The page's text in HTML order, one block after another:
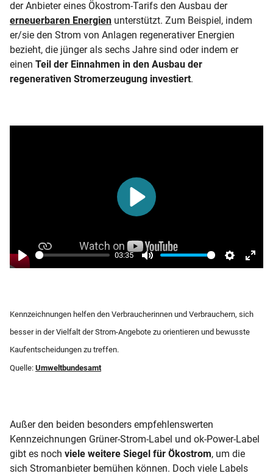
der Anbieter eines Ökostrom-Tarifs den Ausbau der
erneuerbaren Energien unterstützt. Zum Beispiel, indem
er/sie den Strom von Anlagen regenerativer Energien
bezieht, die jünger als sechs Jahre sind oder indem er
einen Teil der Einnahmen in den Ausbau der
regenerativen Stromerzeugung investiert.
Play
03:35
Mute Settings
Enter
Play
Kennzeichnungen helfen den Verbraucherinnen und Verbrauchern, sich
besser in der Vielfalt der Strom-Angebote zu orientieren und bewusste
Kaufentscheidungen zu treffen.
Quelle: Umweltbundesamt
Außer den beiden besonders empfehlenswerten
Kennzeichnungen Grüner-Strom-Label und ok-Power-Label
gibt es noch viele weitere Siegel für Ökostrom, um die
sich Stromanbieter bemühen können. Doch viele Labels